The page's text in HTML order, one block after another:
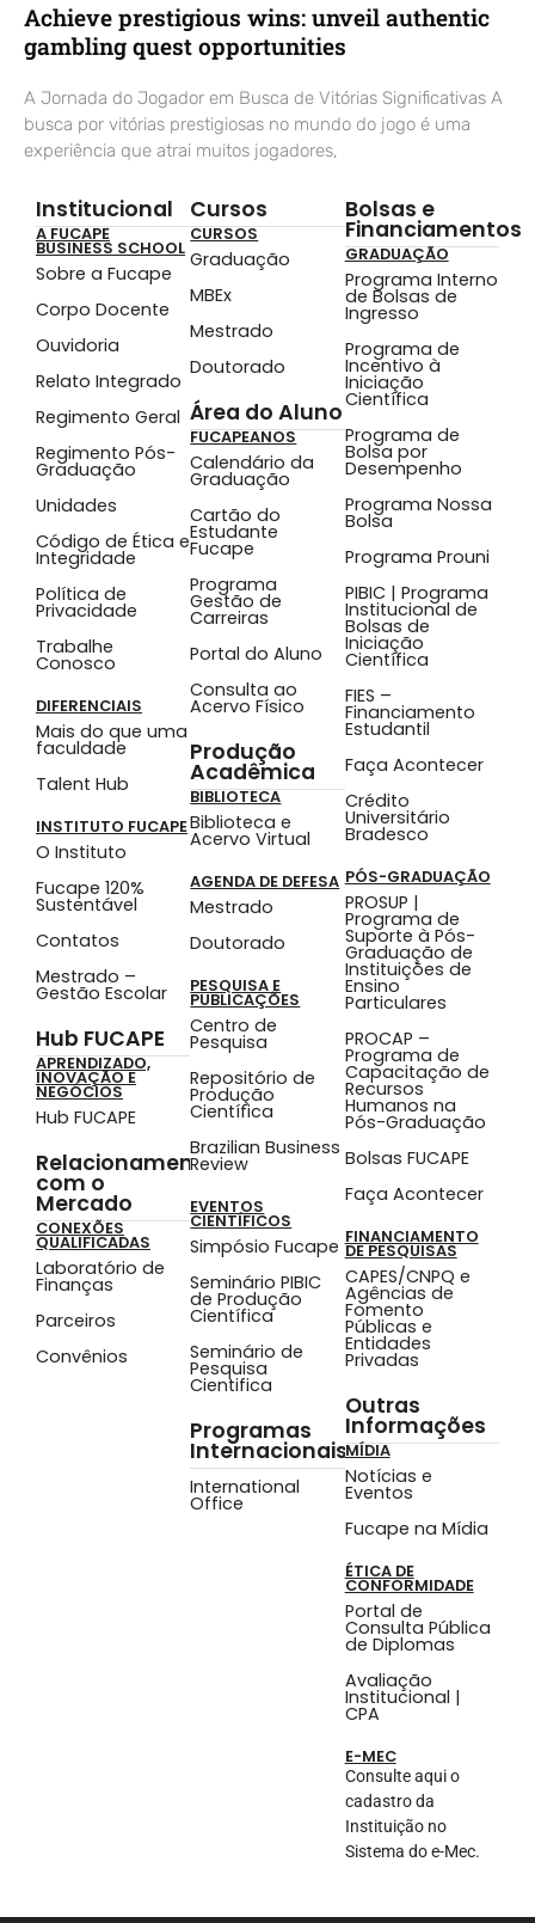
Achieve prestigious wins: unveil authentic
gambling quest opportunities
A Jornada do Jogador em Busca de Vitórias Significativas A
busca por vitórias prestigiosas no mundo do jogo é uma
experiência que atrai muitos jogadores,
Institucional
A FUCAPE
BUSINESS SCHOOL
Sobre a Fucape
Corpo Docente
Ouvidoria
Relato Integrado
Regimento Geral
Regimento Pós-
Graduação
Unidades
Código de Ética e
Integridade
Política de
Privacidade
Trabalhe
Conosco
DIFERENCIAIS
Mais do que uma
faculdade
Talent Hub
INSTITUTO FUCAPE
O Instituto
Fucape 120%
Sustentável
Contatos
Mestrado –
Gestão Escolar
Hub FUCAPE
APRENDIZADO,
INOVAÇÃO E
NEGÓCIOS
Hub FUCAPE
Relacionamento
com o
Mercado
CONEXÕES
QUALIFICADAS
Laboratório de
Finanças
Parceiros
Convênios
Cursos
CURSOS
Graduação
MBEx
Mestrado
Doutorado
Área do Aluno
FUCAPEANOS
Calendário da
Graduação
Cartão do
Estudante
Fucape
Programa
Gestão de
Carreiras
Portal do Aluno
Consulta ao
Acervo Físico
Produção
Acadêmica
BIBLIOTECA
Biblioteca e
Acervo Virtual
AGENDA DE DEFESA
Mestrado
Doutorado
PESQUISA E
PUBLICAÇÕES
Centro de
Pesquisa
Repositório de
Produção
Científica
Brazilian Business
Review
EVENTOS
CIENTÍFICOS
Simpósio Fucape
Seminário PIBIC
de Produção
Científica
Seminário de
Pesquisa
Cientifica
Programas
Internacionais
International
Office
Bolsas e
Financiamentos
GRADUAÇÃO
Programa Interno
de Bolsas de
Ingresso
Programa de
Incentivo à
Iniciação
Científica
Programa de
Bolsa por
Desempenho
Programa Nossa
Bolsa
Programa Prouni
PIBIC | Programa
Institucional de
Bolsas de
Iniciação
Científica
FIES –
Financiamento
Estudantil
Faça Acontecer
Crédito
Universitário
Bradesco
PÓS-GRADUAÇÃO
PROSUP |
Programa de
Suporte à Pós-
Graduação de
Instituições de
Ensino
Particulares
PROCAP –
Programa de
Capacitação de
Recursos
Humanos na
Pós-Graduação
Bolsas FUCAPE
Faça Acontecer
FINANCIAMENTO
DE PESQUISAS
CAPES/CNPQ e
Agências de
Fomento
Públicas e
Entidades
Privadas
Outras
Informações
MÍDIA
Notícias e
Eventos
Fucape na Mídia
ÉTICA DE
CONFORMIDADE
Portal de
Consulta Pública
de Diplomas
Avaliação
Institucional |
CPA
E-MEC
Consulte aqui o
cadastro da
Instituição no
Sistema do e-Mec.